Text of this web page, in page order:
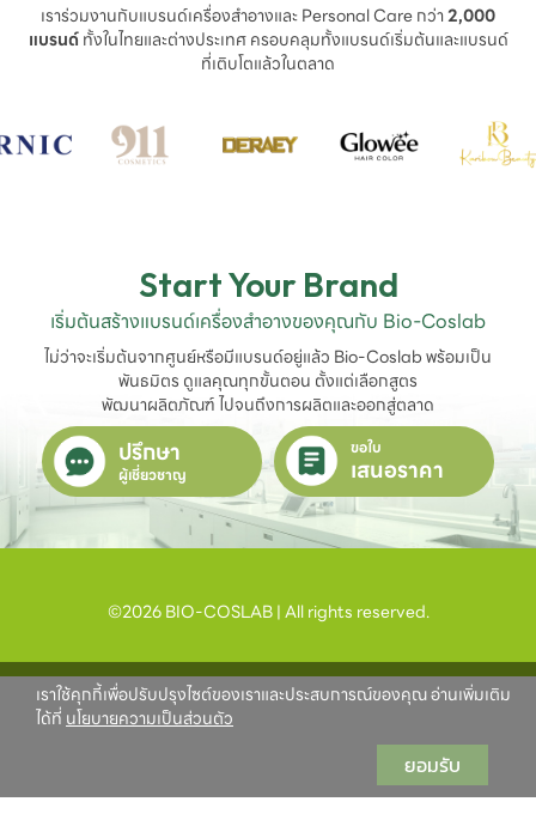
เราร่วมงานกับแบรนด์เครื่องสำอางและ Personal Care กว่า2,000
แบรนด์ทั้งในไทยและต่างประเทศ ครอบคลุมทั้งแบรนด์เริ่มต้นและแบรนด์
ที่เติบโตแล้วในตลาด
Start Your Brand
เริ่มต้นสร้างแบรนด์เครื่องสำอางของคุณกับ Bio-Coslab
ไม่ว่าจะเริ่มต้นจากศูนย์หรือมีแบรนด์อยู่แล้ว Bio-Coslab พร้อมเป็น
พันธมิตร ดูแลคุณทุกขั้นตอน ตั้งแต่เลือกสูตร
พัฒนาผลิตภัณฑ์ ไปจนถึงการผลิตและออกสู่ตลาด
ปรึกษา
ผู้เชี่ยวชาญ
ขอใบ
เสนอราคา
©2026 BIO-COSLAB | All rights reserved.
เราใช้คุกกี้เพื่อปรับปรุงไซต์ของเราและประสบการณ์ของคุณ อ่านเพิ่มเติม
ได้ที่ นโยบายความเป็นส่วนตัว
ยอมรับ